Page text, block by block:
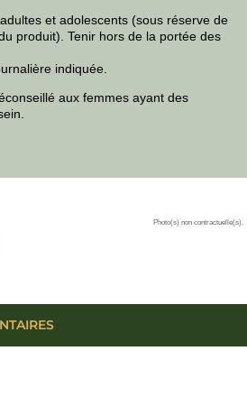
et adolescents (sous réserve de
produit). Tenir hors de la portée des
indiquée.
aux femmes ayant des
Photo(s) non contractuelle(s).